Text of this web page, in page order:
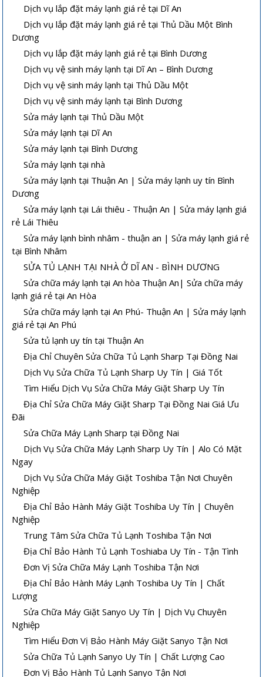
Dịch vụ lắp đặt máy lạnh giá rẻ tại Dĩ An
Dịch vụ lắp đặt máy lạnh giá rẻ tại Thủ Dầu Một Bình
Dương
Dịch vụ lắp đặt máy lạnh giá rẻ tại Bình Dương
Dịch vụ vệ sinh máy lạnh tại Dĩ An – Bình Dương
Dịch vụ vệ sinh máy lạnh tại Thủ Dầu Một
Dịch vụ vệ sinh máy lạnh tại Bình Dương
Sửa máy lạnh tại Thủ Dầu Một
Sửa máy lạnh tại Dĩ An
Sửa máy lạnh tại Bình Dương
Sửa máy lạnh tại nhà
Sửa máy lạnh tại Thuận An | Sửa máy lạnh uy tín Bình
Dương
Sửa máy lạnh tại Lái thiêu - Thuận An | Sửa máy lạnh giá
rẻ Lái Thiêu
Sửa máy lạnh bình nhâm - thuận an | Sửa máy lạnh giá rẻ
tại Bình Nhâm
SỬA TỦ LẠNH TẠI NHÀ Ở DĨ AN - BÌNH DƯƠNG
Sửa chữa máy lạnh tại An hòa Thuận An| Sửa chữa máy
lạnh giá rẻ tại An Hòa
Sửa chữa máy lạnh tại An Phú- Thuận An | Sửa máy lạnh
giá rẻ tại An Phú
Sửa tủ lạnh uy tín tại Thuận An
Địa Chỉ Chuyên Sửa Chữa Tủ Lạnh Sharp Tại Đồng Nai
Dịch Vụ Sửa Chữa Tủ Lạnh Sharp Uy Tín | Giá Tốt
Tìm Hiểu Dịch Vụ Sửa Chữa Máy Giặt Sharp Uy Tín
Địa Chỉ Sửa Chữa Máy Giặt Sharp Tại Đồng Nai Giá Ưu
Đãi
Sửa Chữa Máy Lạnh Sharp tại Đồng Nai
Dịch Vụ Sửa Chữa Máy Lạnh Sharp Uy Tín | Alo Có Mặt
Ngay
Dịch Vụ Sửa Chữa Máy Giặt Toshiba Tận Nơi Chuyên
Nghiệp
Địa Chỉ Bảo Hành Máy Giặt Toshiba Uy Tín | Chuyên
Nghiệp
Trung Tâm Sửa Chữa Tủ Lạnh Toshiba Tận Nơi
Địa Chỉ Bảo Hành Tủ Lạnh Toshiaba Uy Tín - Tận Tình
Đơn Vị Sửa Chữa Máy Lạnh Toshiba Tận Nơi
Địa Chỉ Bảo Hành Máy Lạnh Toshiba Uy Tín | Chất
Lượng
Sửa Chữa Máy Giặt Sanyo Uy Tín | Dịch Vụ Chuyên
Nghiệp
Tìm Hiểu Đơn Vị Bảo Hành Máy Giặt Sanyo Tận Nơi
Sửa Chữa Tủ Lạnh Sanyo Uy Tín | Chất Lượng Cao
Đơn Vị Bảo Hành Tủ Lạnh Sanyo Tận Nơi